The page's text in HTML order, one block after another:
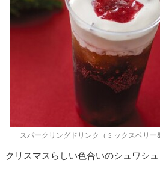
スパークリングドリンク（ミックスベリ
クリスマスらしい色合いのシュワシュ